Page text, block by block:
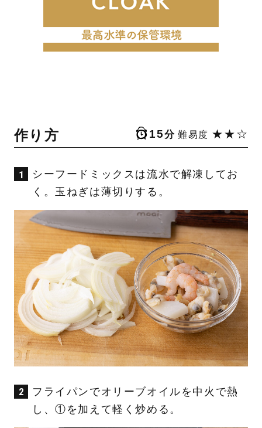
作り方 15分 難易度 ★★☆
シーフードミックスは流水で解凍してお
く。玉ねぎは薄切りする。
フライパンでオリーブオイルを中火で熱
し、①を加えて軽く炒める。